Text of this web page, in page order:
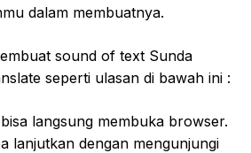
dalam membuatnya.
sound of text Sunda
seperti ulasan di bawah ini :
langsung membuka browser.
lanjutkan dengan mengunjungi